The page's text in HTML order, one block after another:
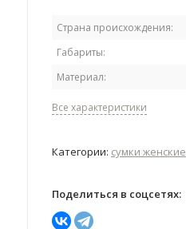
Страна происхождения:
Габариты:
Материал:
Все характеристики
Категории: сумки женские
Поделиться в соцсетях: